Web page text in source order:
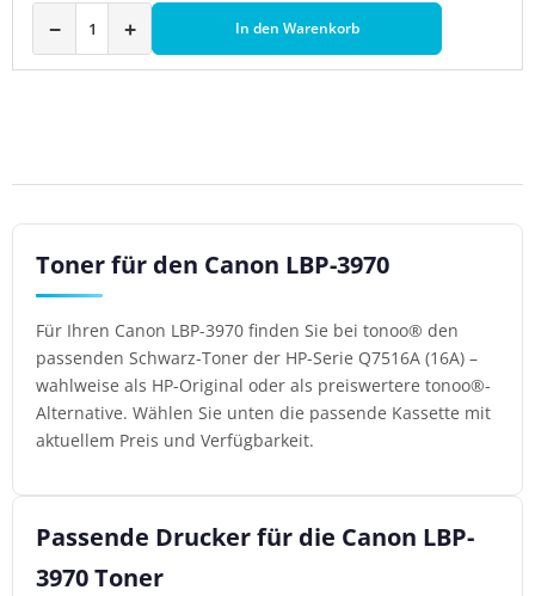
− + In den Warenkorb
Toner für den Canon LBP-3970
Für Ihren Canon LBP-3970 finden Sie bei tonoo® den
passenden Schwarz-Toner der HP-Serie Q7516A (16A) –
wahlweise als HP-Original oder als preiswertere tonoo®-
Alternative. Wählen Sie unten die passende Kassette mit
aktuellem Preis und Verfügbarkeit.
Passende Drucker für die Canon LBP-
3970 Toner